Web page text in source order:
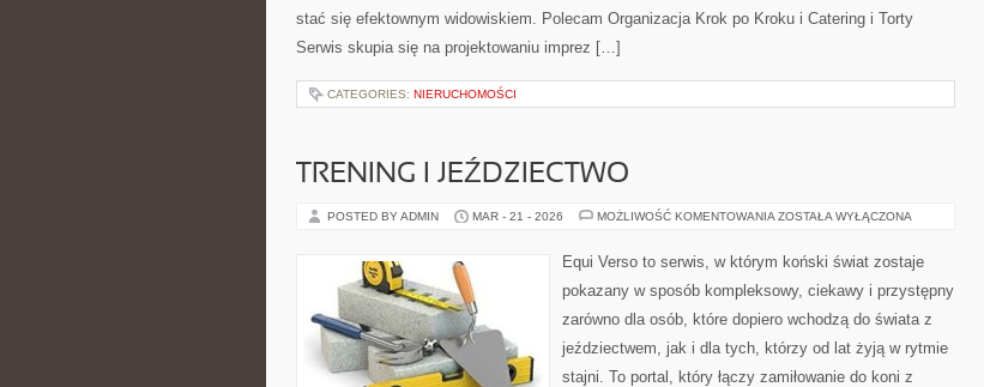
stać się efektownym widowiskiem. Polecam Organizacja Krok po Kroku i Catering i Torty
Serwis skupia się na projektowaniu imprez […]
CATEGORIES: NIERUCHOMOŚCI
TRENING I JEŹDZIECTWO
POSTED BY ADMIN MAR - 21 - 2026 MOŻLIWOŚĆ KOMENTOWANIA TRENING
ZOSTAŁA WYŁĄCZONA
Equi Verso to serwis, w którym koński świat zostaje
pokazany w sposób kompleksowy, ciekawy i przystępny
zarówno dla osób, które dopiero wchodzą do świata z
jeździectwem, jak i dla tych, którzy od lat żyją w rytmie
stajni. To portal, który łączy zamiłowanie do koni z